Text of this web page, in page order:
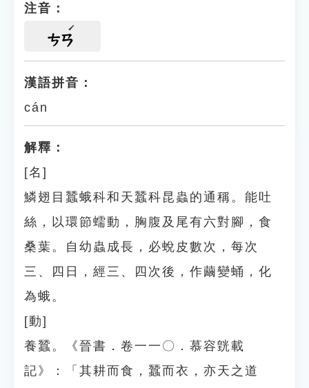
注音：
ㄘㄢ
漢語拼音：
cán
解釋：
[名]
鱗翅目蠶蛾科和天蠶科昆蟲的通稱。能吐
絲，以環節蠕動，胸腹及尾有六對腳，食
桑葉。自幼蟲成長，必蛻皮數次，每次
三、四日，經三、四次後，作繭變蛹，化
為蛾。
[動]
養蠶。《晉書．卷一一〇．慕容皝載
記》：「其耕而食，蠶而衣，亦天之道